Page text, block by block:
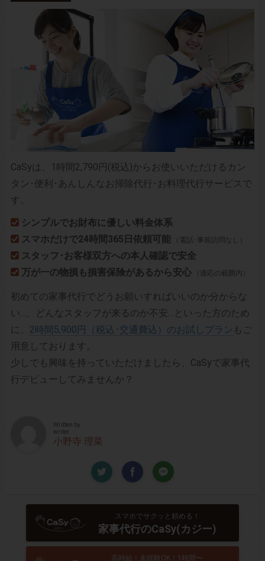
CaSyは、1時間2,790円(税込)からお使いいただけるカン
タン･便利･あんしんなお掃除代行･お料理代行サービスで
す。
シンプルでお財布に優しい料金体系
スマホだけで24時間365日依頼可能
（電話･事前訪問なし）
スタッフ･お客様双方への本人確認で安全
万が一の物損も損害保険があるから安心
（適応の範囲内）
初めての家事代行でどうお願いすればいいのか分からな
い…、どんなスタッフが来るのか不安…といった方のため
に、 2時間5,900円（税込･交通費込）のお試しプラン もご
用意しております。
少しでも興味を持っていただけましたら、CaSyで家事代
行デビューしてみませんか？
Written by
writer
小野寺 理菜
スマホでサクッと頼める！
家事代行のCaSy(カジー)
高時給！未経験OK！1時間〜